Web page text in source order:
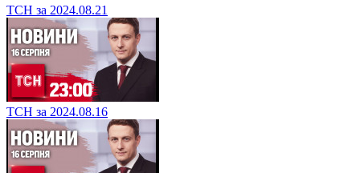
ТСН за 2024.08.21
ТСН за 2024.08.16